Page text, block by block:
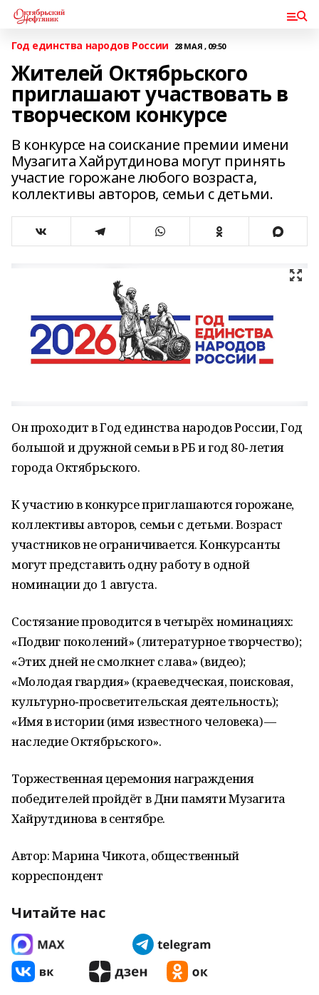
Год единства народов России 28 МАЯ , 09:50
Жителей Октябрьского
приглашают участвовать в
творческом конкурсе
В конкурсе на соискание премии имени
Музагита Хайрутдинова могут принять
участие горожане любого возраста,
коллективы авторов, семьи с детьми.
Он проходит в Год единства народов России, Год
большой и дружной семьи в РБ и год 80‑летия
города Октябрьского.
К участию в конкурсе приглашаются горожане,
коллективы авторов, семьи с детьми. Возраст
участников не ограничивается. Конкурсанты
могут представить одну работу в одной
номинации до 1 августа.
Состязание проводится в четырёх номинациях:
«Подвиг поколений» (литературное творчество);
«Этих дней не смолкнет слава» (видео);
«Молодая гвардия» (краеведческая, поисковая,
культурно‑просветительская деятельность);
«Имя в истории (имя известного человека) —
наследие Октябрьского».
Торжественная церемония награждения
победителей пройдёт в Дни памяти Музагита
Хайрутдинова в сентябре.
Автор: Марина Чикота, общественный
корреспондент
Читайте нас